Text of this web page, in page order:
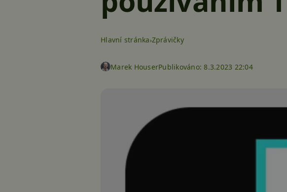
Hlavní stránka Zprávičky
Marek HouserPublikováno:8.3.2023 22:04